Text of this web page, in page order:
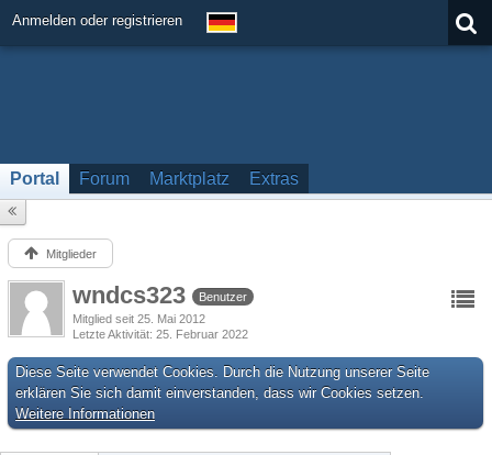
Anmelden oder registrieren
Portal Forum Marktplatz Extras
Mitglieder
wndcs323
Benutzer
Mitglied seit 25. Mai 2012
Letzte Aktivität 25. Februar 2022
Diese Seite verwendet Cookies. Durch die Nutzung unserer Seite
erklären Sie sich damit einverstanden, dass wir Cookies setzen.
Weitere Informationen